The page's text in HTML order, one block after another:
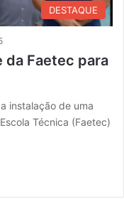
DESTAQUE
da Faetec para
instalação de uma
Técnica (Faetec)